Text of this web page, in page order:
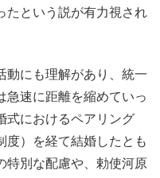
たという説が有力視され
動にも理解があり、統一
急速に距離を縮めていっ
式におけるペアリング
度）を経て結婚したとも
特別な配慮や、勅使河原